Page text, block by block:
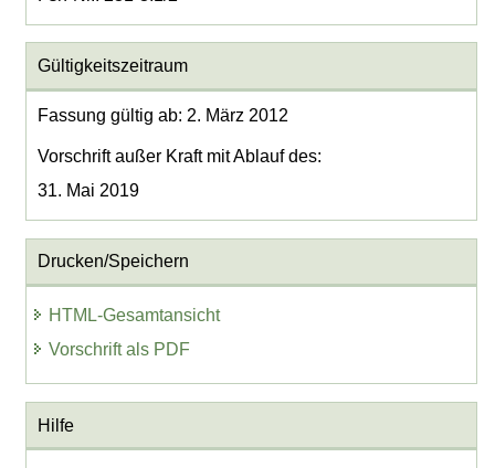
Gültigkeitszeitraum
Fassung gültig ab: 2. März 2012
Vorschrift außer Kraft mit Ablauf des:
31. Mai 2019
Drucken/Speichern
HTML-Gesamtansicht
Vorschrift als PDF
Hilfe